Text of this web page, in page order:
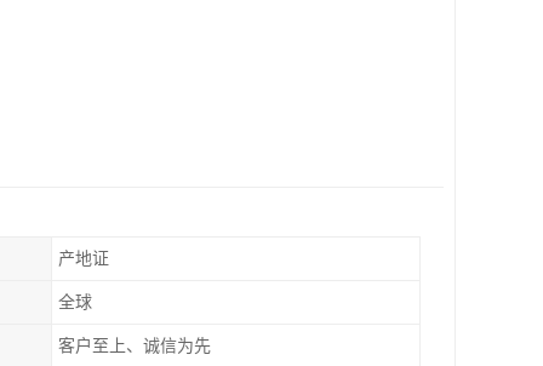
产地证
全球
客户至上、诚信为先